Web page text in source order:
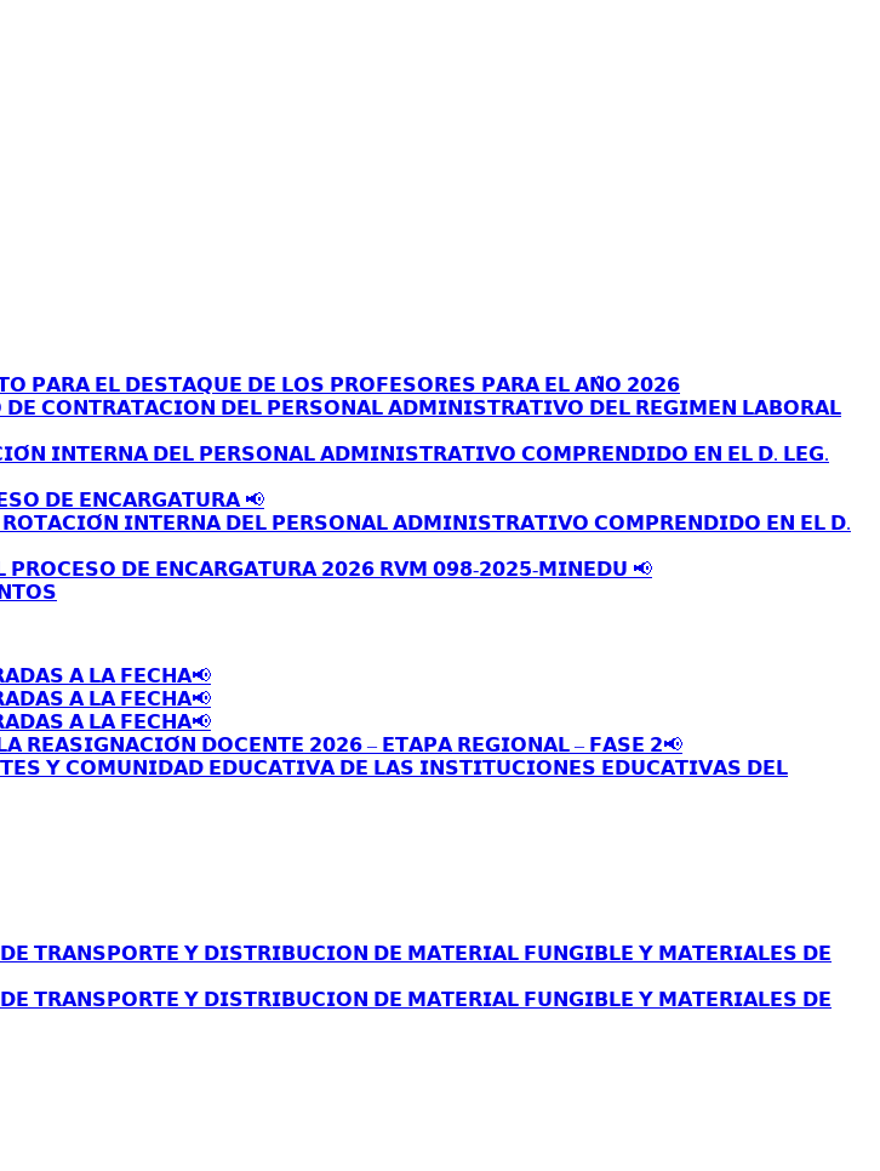
𝗣𝗔𝗥𝗔 𝗘𝗟 𝗗𝗘𝗦𝗧𝗔𝗤𝗨𝗘 𝗗𝗘 𝗟𝗢𝗦 𝗣𝗥𝗢𝗙𝗘𝗦𝗢𝗥𝗘𝗦 𝗣𝗔𝗥𝗔 𝗘𝗟 𝗔𝗡̃𝗢 𝟮𝟬𝟮𝟲
𝗖𝗢𝗡𝗧𝗥𝗔𝗧𝗔𝗖𝗜𝗢𝗡 𝗗𝗘𝗟 𝗣𝗘𝗥𝗦𝗢𝗡𝗔𝗟 𝗔𝗗𝗠𝗜𝗡𝗜𝗦𝗧𝗥𝗔𝗧𝗜𝗩𝗢 𝗗𝗘𝗟 𝗥𝗘𝗚𝗜𝗠𝗘𝗡 𝗟𝗔𝗕𝗢𝗥𝗔𝗟
𝗜𝗡𝗧𝗘𝗥𝗡𝗔 𝗗𝗘𝗟 𝗣𝗘𝗥𝗦𝗢𝗡𝗔𝗟 𝗔𝗗𝗠𝗜𝗡𝗜𝗦𝗧𝗥𝗔𝗧𝗜𝗩𝗢 𝗖𝗢𝗠𝗣𝗥𝗘𝗡𝗗𝗜𝗗𝗢 𝗘𝗡 𝗘𝗟 𝗗. 𝗟𝗘𝗚.
𝗗𝗘 𝗘𝗡𝗖𝗔𝗥𝗚𝗔𝗧𝗨𝗥𝗔 📢
𝗜𝗡𝗧𝗘𝗥𝗡𝗔 𝗗𝗘𝗟 𝗣𝗘𝗥𝗦𝗢𝗡𝗔𝗟 𝗔𝗗𝗠𝗜𝗡𝗜𝗦𝗧𝗥𝗔𝗧𝗜𝗩𝗢 𝗖𝗢𝗠𝗣𝗥𝗘𝗡𝗗𝗜𝗗𝗢 𝗘𝗡 𝗘𝗟 𝗗.
𝗗𝗘 𝗘𝗡𝗖𝗔𝗥𝗚𝗔𝗧𝗨𝗥𝗔 𝟮𝟬𝟮𝟲 𝗥𝗩𝗠 𝟬𝟵𝟴-𝟮𝟬𝟮𝟱-𝗠𝗜𝗡𝗘𝗗𝗨 📢
𝗔 𝗟𝗔 𝗙𝗘𝗖𝗛𝗔📢
𝗔 𝗟𝗔 𝗙𝗘𝗖𝗛𝗔📢
𝗔 𝗟𝗔 𝗙𝗘𝗖𝗛𝗔📢
𝗥𝗘𝗔𝗦𝗜𝗚𝗡𝗔𝗖𝗜𝗢́𝗡 𝗗𝗢𝗖𝗘𝗡𝗧𝗘 𝟮𝟬𝟮𝟲 – 𝗘𝗧𝗔𝗣𝗔 𝗥𝗘𝗚𝗜𝗢𝗡𝗔𝗟 – 𝗙𝗔𝗦𝗘 𝟮📢
𝗬 𝗖𝗢𝗠𝗨𝗡𝗜𝗗𝗔𝗗 𝗘𝗗𝗨𝗖𝗔𝗧𝗜𝗩𝗔 𝗗𝗘 𝗟𝗔𝗦 𝗜𝗡𝗦𝗧𝗜𝗧𝗨𝗖𝗜𝗢𝗡𝗘𝗦 𝗘𝗗𝗨𝗖𝗔𝗧𝗜𝗩𝗔𝗦 𝗗𝗘𝗟
𝗧𝗥𝗔𝗡𝗦𝗣𝗢𝗥𝗧𝗘 𝗬 𝗗𝗜𝗦𝗧𝗥𝗜𝗕𝗨𝗖𝗜𝗢𝗡 𝗗𝗘 𝗠𝗔𝗧𝗘𝗥𝗜𝗔𝗟 𝗙𝗨𝗡𝗚𝗜𝗕𝗟𝗘 𝗬 𝗠𝗔𝗧𝗘𝗥𝗜𝗔𝗟𝗘𝗦 𝗗𝗘
𝗧𝗥𝗔𝗡𝗦𝗣𝗢𝗥𝗧𝗘 𝗬 𝗗𝗜𝗦𝗧𝗥𝗜𝗕𝗨𝗖𝗜𝗢𝗡 𝗗𝗘 𝗠𝗔𝗧𝗘𝗥𝗜𝗔𝗟 𝗙𝗨𝗡𝗚𝗜𝗕𝗟𝗘 𝗬 𝗠𝗔𝗧𝗘𝗥𝗜𝗔𝗟𝗘𝗦 𝗗𝗘